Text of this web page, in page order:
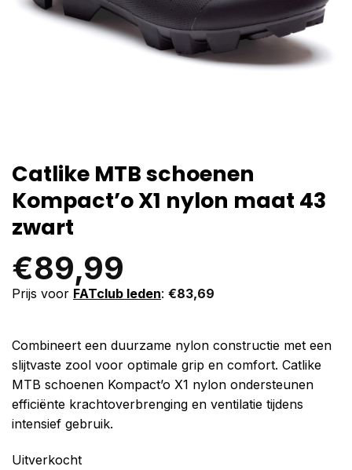
Catlike MTB schoenen
Kompact’o X1 nylon maat 43
zwart
€89,99
Prijs voor FATclub leden: €83,69
Combineert een duurzame nylon constructie met een
slijtvaste zool voor optimale grip en comfort. Catlike
MTB schoenen Kompact’o X1 nylon ondersteunen
efficiënte krachtoverbrenging en ventilatie tijdens
intensief gebruik.
Uitverkocht